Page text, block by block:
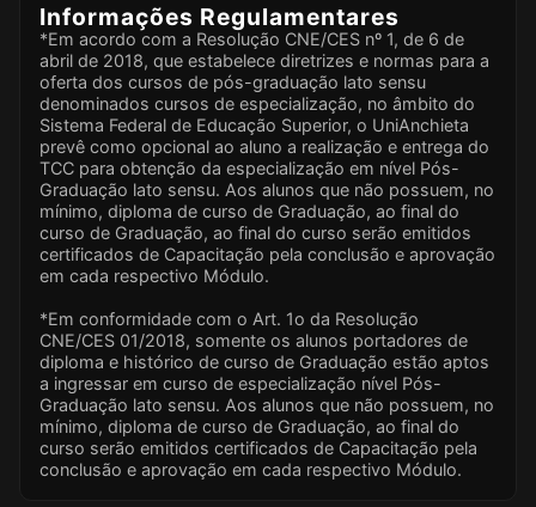
Informações Regulamentares
*Em acordo com a Resolução CNE/CES nº 1, de 6 de
abril de 2018, que estabelece diretrizes e normas para a
oferta dos cursos de pós-graduação lato sensu
denominados cursos de especialização, no âmbito do
Sistema Federal de Educação Superior, o UniAnchieta
prevê como opcional ao aluno a realização e entrega do
TCC para obtenção da especialização em nível Pós-
Graduação lato sensu. Aos alunos que não possuem, no
mínimo, diploma de curso de Graduação, ao final do
curso de Graduação, ao final do curso serão emitidos
certificados de Capacitação pela conclusão e aprovação
em cada respectivo Módulo.
*Em conformidade com o Art. 1o da Resolução
CNE/CES 01/2018, somente os alunos portadores de
diploma e histórico de curso de Graduação estão aptos
a ingressar em curso de especialização nível Pós-
Graduação lato sensu. Aos alunos que não possuem, no
mínimo, diploma de curso de Graduação, ao final do
curso serão emitidos certificados de Capacitação pela
conclusão e aprovação em cada respectivo Módulo.